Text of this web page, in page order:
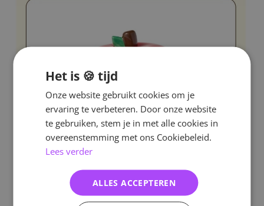
Het is 🍪 tijd
Onze website gebruikt cookies om je
ervaring te verbeteren. Door onze website
te gebruiken, stem je in met alle cookies in
overeenstemming met ons Cookiebeleid.
Lees verder
ALLES ACCEPTEREN